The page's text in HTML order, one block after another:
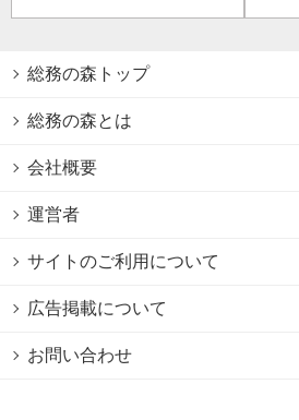
総務の森トップ
総務の森とは
会社概要
運営者
サイトのご利用について
広告掲載について
お問い合わせ